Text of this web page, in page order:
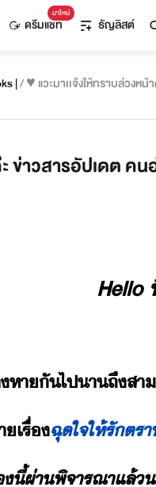
มาใหม่
ดรีมแชท ธัญลิสต์
|/ ♥ แวะมาเเจ้งให้ทราบล่วงหน้
ข่าวสารอัปเดต ค
Hello​
าั​ไป​า​ถึ​ส
เรื่ฉุ​ใจ​ให้​รั​ตร
ผ่า​พิจารณา​แล้